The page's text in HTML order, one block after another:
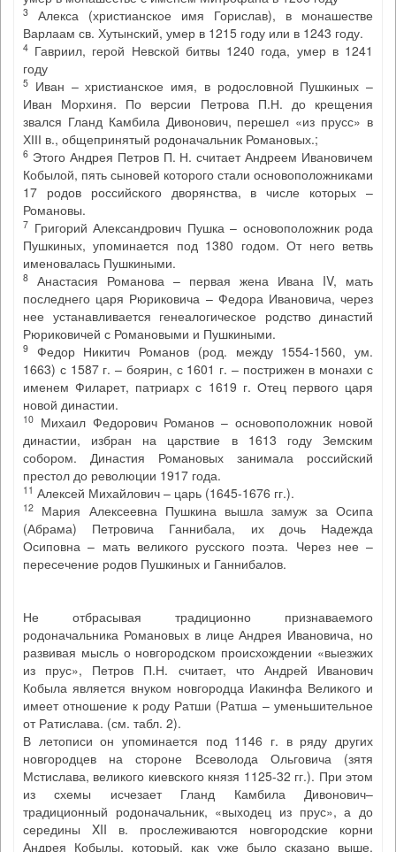
3
Алекса (христианское имя Горислав), в монашестве
Варлаам св. Хутынский, умер в 1215 году или в 1243 году.
4 Гавриил, герой Невской битвы 1240 года, умер в 1241
году
5 Иван – христианское имя, в родословной Пушкиных –
Иван Морхиня. По версии Петрова П.Н. до крещения
звался Гланд Камбила Дивонович, перешел «из прусс» в
ХІІІ в., общепринятый родоначальник Романовых.;
6 Этого Андрея Петров П. Н. считает Андреем Ивановичем
Кобылой, пять сыновей которого стали основоположниками
17 родов российского дворянства, в числе которых –
Романовы.
7 Григорий Александрович Пушка – основоположник рода
Пушкиных, упоминается под 1380 годом. От него ветвь
именовалась Пушкиными.
8
Анастасия Романова – первая жена Ивана IV, мать
последнего царя Рюриковича – Федора Ивановича, через
нее устанавливается генеалогическое родство династий
Рюриковичей с Романовыми и Пушкиными.
9
Федор Никитич Романов (род. между 1554-1560, ум.
1663) с 1587 г. – боярин, с 1601 г. – пострижен в монахи с
именем Филарет, патриарх с 1619 г. Отец первого царя
новой династии.
10 Михаил Федорович Романов – основоположник новой
династии, избран на царствие в 1613 году Земским
собором. Династия Романовых занимала российский
престол до революции 1917 года.
11 Алексей Михайлович – царь (1645-1676 гг.).
12
Мария Алексеевна Пушкина вышла замуж за Осипа
(Абрама) Петровича Ганнибала, их дочь Надежда
Осиповна – мать великого русского поэта. Через нее –
пересечение родов Пушкиных и Ганнибалов.
Не отбрасывая традиционно признаваемого
родоначальника Романовых в лице Андрея Ивановича, но
развивая мысль о новгородском происхождении «выезжих
из прус», Петров П.Н. считает, что Андрей Иванович
Кобыла является внуком новгородца Иакинфа Великого и
имеет отношение к роду Ратши (Ратша – уменьшительное
от Ратислава. (см. табл. 2).
В летописи он упоминается под 1146 г. в ряду других
новгородцев на стороне Всеволода Ольговича (зятя
Мстислава, великого киевского князя 1125-32 гг.). При этом
из схемы исчезает Гланд Камбила Дивонович–
традиционный родоначальник, «выходец из прус», а до
середины XII в. прослеживаются новгородские корни
Андрея Кобылы, который, как уже было сказано выше,